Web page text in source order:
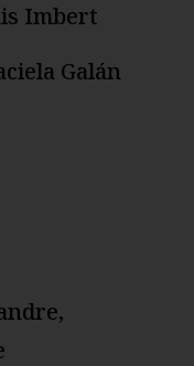
Imbert
Galán